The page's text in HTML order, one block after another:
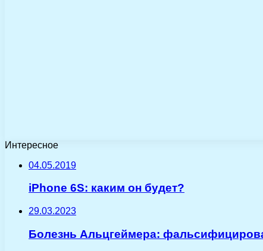
Интересное
04.05.2019
iPhone 6S: каким он будет?
29.03.2023
Болезнь Альцгеймера: